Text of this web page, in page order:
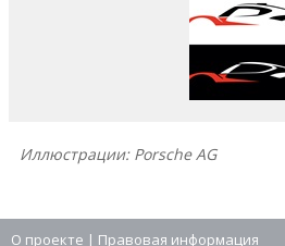
Иллюстрации: Porsche AG
О проекте | Правовая информация